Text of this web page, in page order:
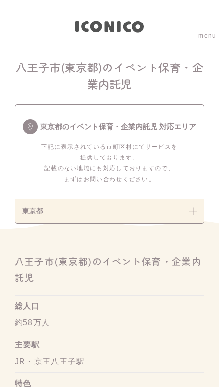
menu
八王子市(東京都)のイベント保育・企
業内託児
東京都のイベント保育・企業内託児 対応エリア
下記に表示されている市町区村にてサービスを
提供しております。
記載のない地域にも対応しておりますので、
まずはお問い合わせください。
東京都
八王子市(東京都)のイベント保育・企業内
託児
総人口
約58万人
主要駅
JR・京王八王子駅
特色